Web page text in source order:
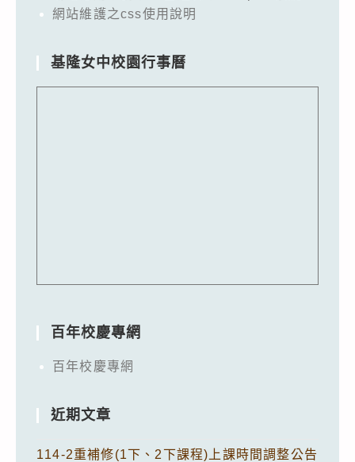
網站維護之css使用說明
基隆女中校園行事曆
百年校慶專網
百年校慶專網
近期文章
114-2重補修(1下、2下課程)上課時間調整公告